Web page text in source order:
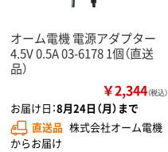
オーム電機 電源アダプター
4.5V 0.5A 03-6178 1個（直送
品）
￥2,344（税込）
お届け日：8月24日（月）まで
直送品 株式会社オーム電機
からお届け